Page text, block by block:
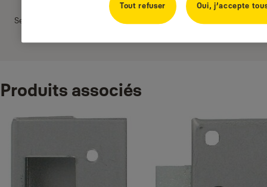
Serrure en applique avec canon de sécurité L/R 60mm
Produits associés
Tout refuser Oui, j’accepte